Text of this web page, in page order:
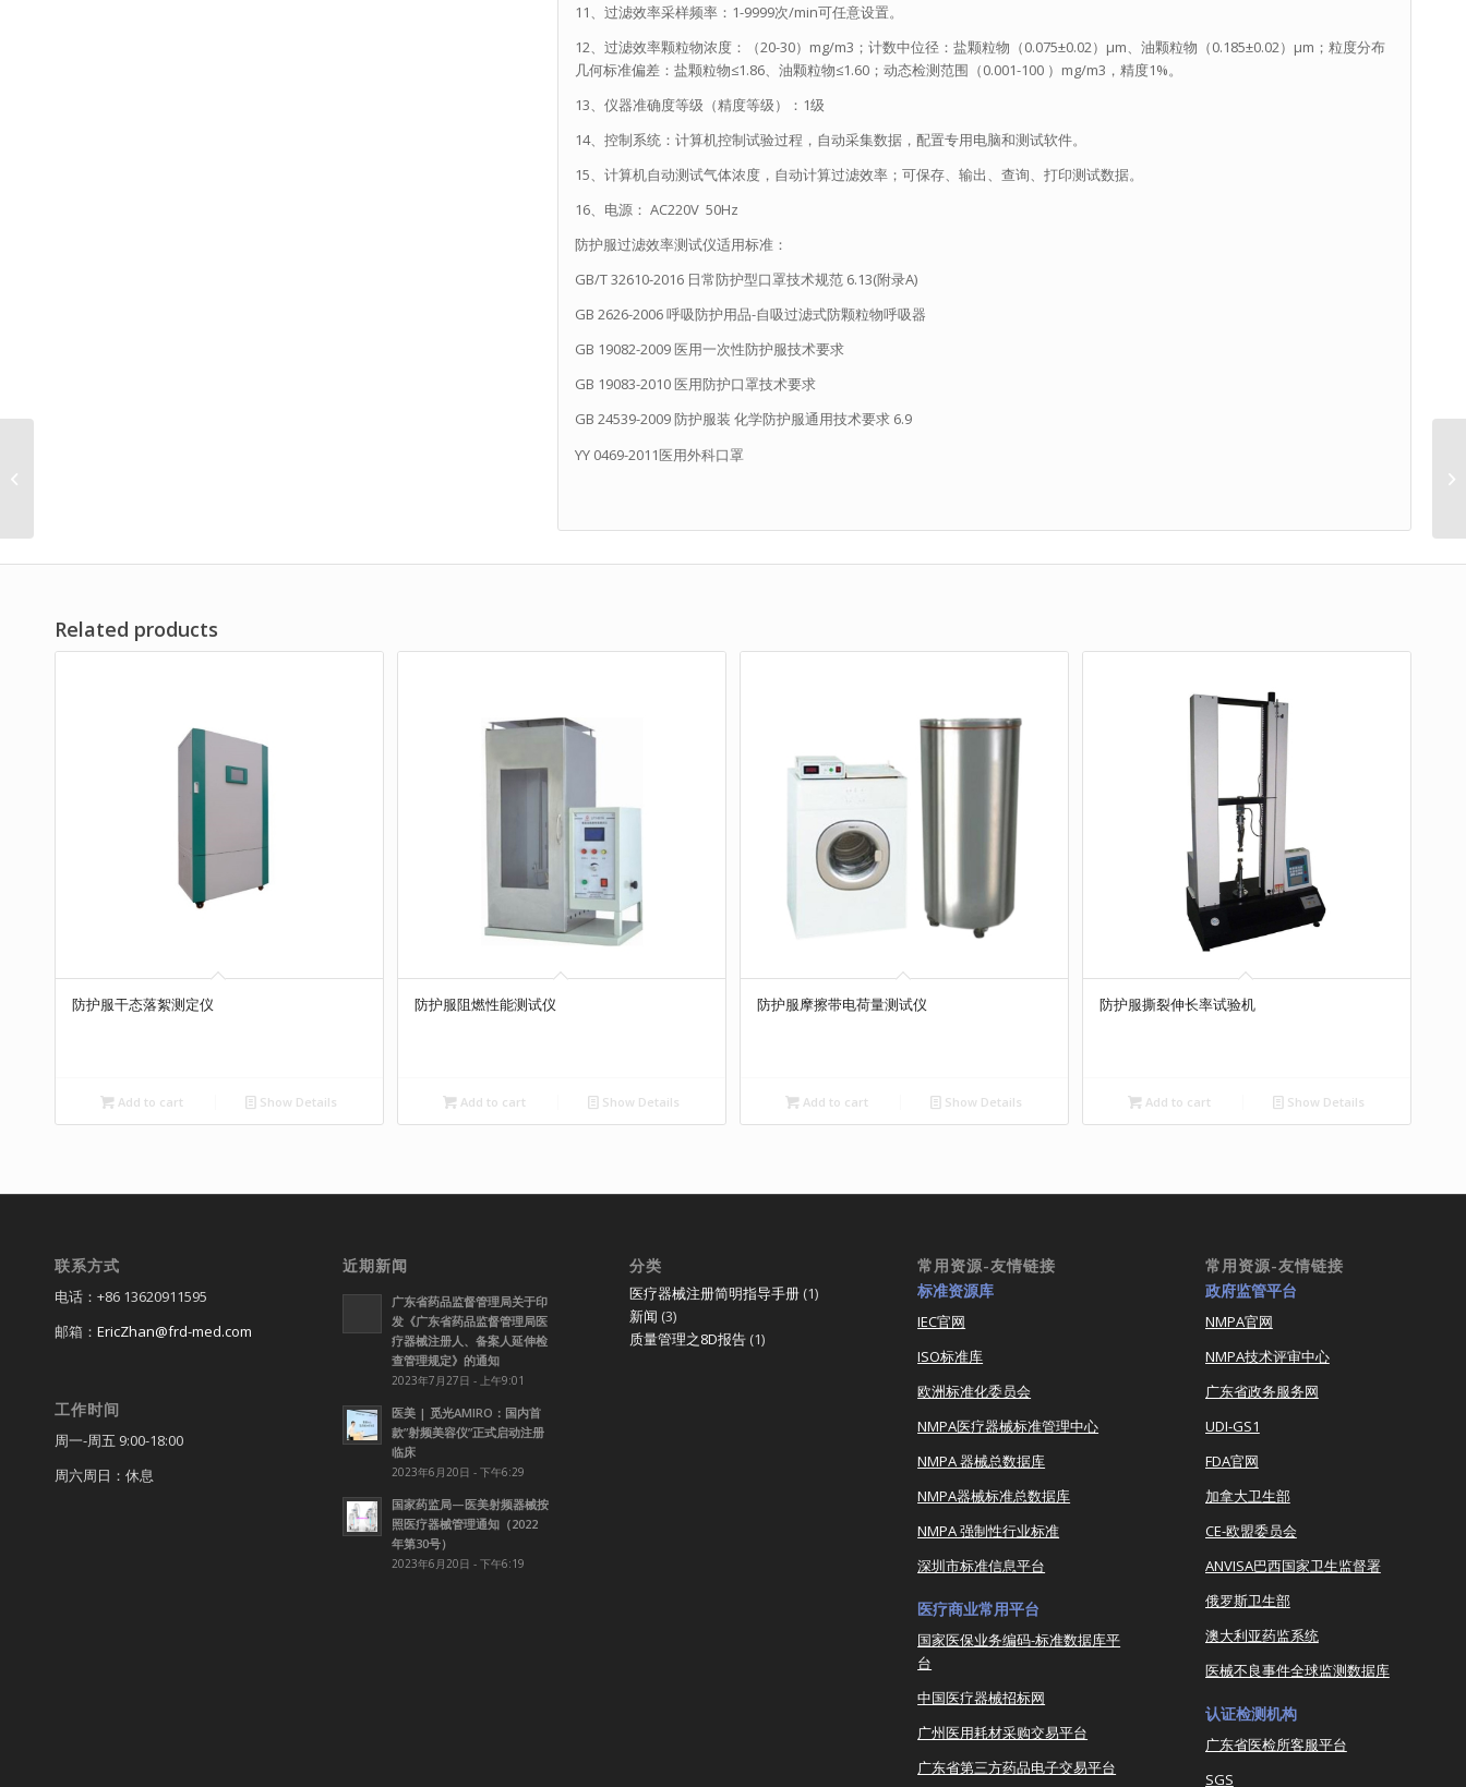
11、过滤效率采样频率：1-9999次/min可任意设置。
12、过滤效率颗粒物浓度：（20-30）mg/m3；计数中位径：盐颗粒物（0.075±0.02）μm、油颗粒物（0.185±0.02）μm；粒度分布
几何标准偏差：盐颗粒物≤1.86、油颗粒物≤1.60；动态检测范围（0.001-100 ）mg/m3，精度1%。
13、仪器准确度等级（精度等级）：1级
14、控制系统：计算机控制试验过程，自动采集数据，配置专用电脑和测试软件。
15、计算机自动测试气体浓度，自动计算过滤效率；可保存、输出、查询、打印测试数据。
16、电源： AC220V 50Hz
防护服过滤效率测试仪适用标准：
GB/T 32610-2016 日常防护型口罩技术规范 6.13(附录A)
GB 2626-2006 呼吸防护用品-自吸过滤式防颗粒物呼吸器
GB 19082-2009 医用一次性防护服技术要求
GB 19083-2010 医用防护口罩技术要求
GB 24539-2009 防护服装 化学防护服通用技术要求 6.9
YY 0469-2011医用外科口罩
Related products
防护服干态落絮测定仪
Add to cart Show Details
防护服阻燃性能测试仪
Add to cart Show Details
防护服摩擦带电荷量测试仪
Add to cart Show Details
防护服撕裂伸长率试验机
Add to cart Show Details
联系方式
电话：+86 13620911595
邮箱： EricZhan@frd-med.com
工作时间
周一-周五 9:00-18:00
周六周日：休息
近期新闻
广东省药品监督管理局关于印
发《广东省药品监督管理局医
疗器械注册人、备案人延伸检
查管理规定》的通知
2023年7月27日 - 上午9:01
医美 | 觅光AMIRO：国内首
款”射频美容仪”正式启动注册
临床
2023年6月20日 - 下午6:29
国家药监局—医美射频器械按
照医疗器械管理通知（2022
年第30号）
2023年6月20日 - 下午6:19
分类
医疗器械注册简明指导手册 (1)
新闻 (3)
质量管理之8D报告 (1)
常用资源-友情链接
标准资源库
IEC官网
ISO标准库
欧洲标准化委员会
NMPA医疗器械标准管理中心
NMPA 器械总数据库
NMPA器械标准总数据库
NMPA 强制性行业标准
深圳市标准信息平台
医疗商业常用平台
国家医保业务编码-标准数据库平
台
中国医疗器械招标网
广州医用耗材采购交易平台
广东省第三方药品电子交易平台
常用资源-友情链接
政府监管平台
NMPA官网
NMPA技术评审中心
广东省政务服务网
UDI-GS1
FDA官网
加拿大卫生部
CE-欧盟委员会
ANVISA巴西国家卫生监督署
俄罗斯卫生部
澳大利亚药监系统
医械不良事件全球监测数据库
认证检测机构
广东省医检所客服平台
SGS